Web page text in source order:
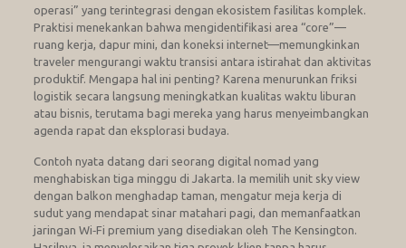
operasi” yang terintegrasi dengan ekosistem fasilitas komplek.
Praktisi menekankan bahwa mengidentifikasi area “core”—
ruang kerja, dapur mini, dan koneksi internet—memungkinkan
traveler mengurangi waktu transisi antara istirahat dan aktivitas
produktif. Mengapa hal ini penting? Karena menurunkan friksi
logistik secara langsung meningkatkan kualitas waktu liburan
atau bisnis, terutama bagi mereka yang harus menyeimbangkan
agenda rapat dan eksplorasi budaya.
Contoh nyata datang dari seorang digital nomad yang
menghabiskan tiga minggu di Jakarta. Ia memilih unit sky view
dengan balkon menghadap taman, mengatur meja kerja di
sudut yang mendapat sinar matahari pagi, dan memanfaatkan
jaringan Wi‑Fi premium yang disediakan oleh The Kensington.